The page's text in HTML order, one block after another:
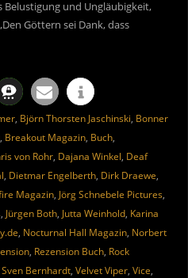
Belustigung und Ungläubigkeit,
Göttern sei Dank, dass
, Björn Thorsten Jaschinski, Bonner
, Breakout Magazin, Buch,
von Rohr, Dajana Winkel, Deaf
, Dietmar Engelberth, Dirk Draewe,
Magazin, Jörg Schnebele Pictures,
, Jürgen Both, Jutta Weinhold, Karina
, Nocturnal Hall Magazin, Norbert
, Rezension Buch, Rock
Sven Bernhardt, Velvet Viper, Vice,